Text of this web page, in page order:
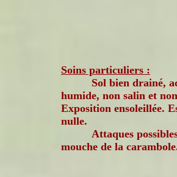
Soins particuliers :
Sol bien drainé,
humide, non salin et
Exposition ensoleillée.
nulle.
Attaques
mouche de la